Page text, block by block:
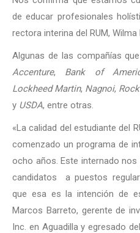
de educar profesionales
rectora interina del RUM, Wilma
Algunas de las compañías
Accenture, Bank of
Lockheed Martin, Nagnoi,
y USDA, entre otras.
«La calidad del estudiante del
comenzado un programa de
ocho años. Este internado
candidatos a puestos
que esa es la intención de
Marcos Barreto, gerente de
Inc. en Aguadilla y egresado